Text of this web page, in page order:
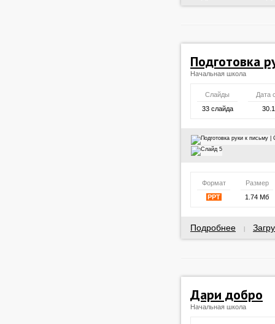
Подготовка
Начальная школа
Слайды
Дата
33 слайда
Формат
Размер
PPT
1.74 Мб
Подробнее
Дари добро
Начальная школа